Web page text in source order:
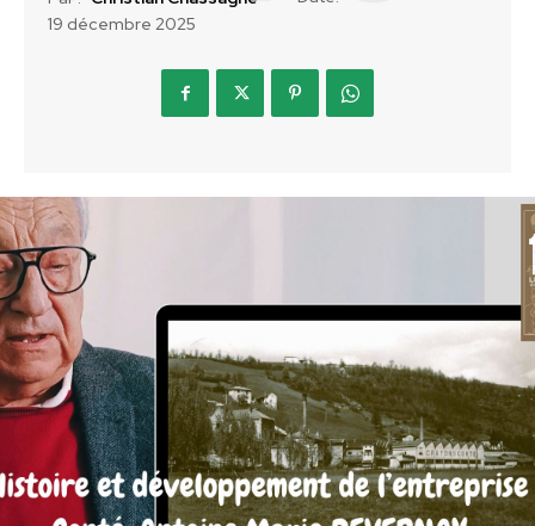
19 décembre 2025